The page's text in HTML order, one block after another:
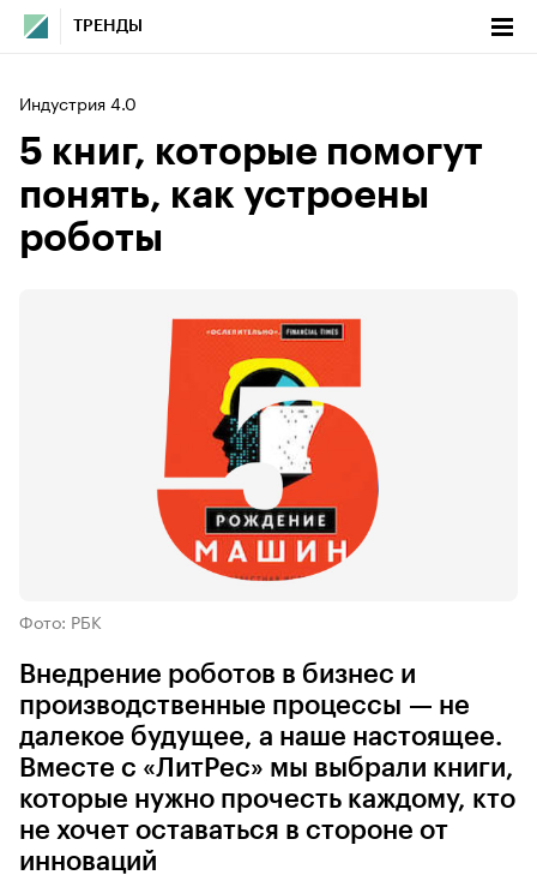
ТРЕНДЫ
Индустрия 4.0
5 книг, которые помогут
понять, как устроены
роботы
Фото: РБК
Внедрение роботов в бизнес и
производственные процессы — не
далекое будущее, а наше настоящее.
Вместе с «ЛитРес» мы выбрали книги,
которые нужно прочесть каждому, кто
не хочет оставаться в стороне от
инноваций